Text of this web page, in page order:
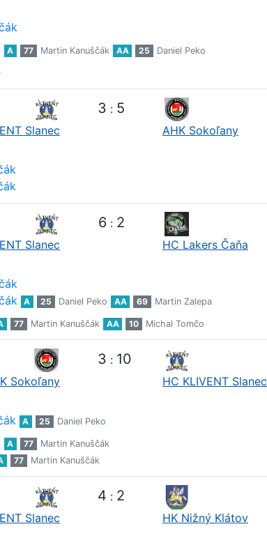
A 77 Martin Kanuščák AA 25 Daniel Peko
Slanec
3 : 5
AHK Sokoľany
Slanec
6 : 2
HC Lakers Čaňa
A 25 Daniel Peko AA 69 Martin Zalepa
77 Martin Kanuščák AA 10 Michal Tomčo
Sokoľany
3 : 10
HC KLIVENT Slanec
A 25 Daniel Peko
A 77
Martin Kanuščák
77 Martin Kanuščák
Slanec
4 : 2
HK Nižný Klátov